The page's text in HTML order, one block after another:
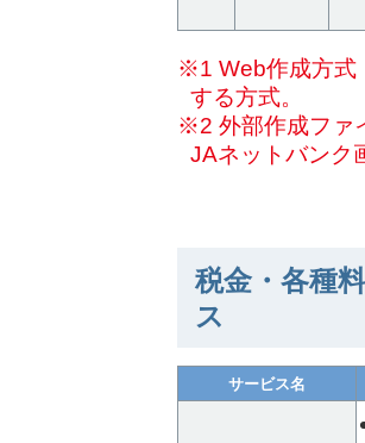
※1 Web作成方式
する方式。
※2 外部作成ファ
JAネットバンク
税金・各種
ス
サービス名